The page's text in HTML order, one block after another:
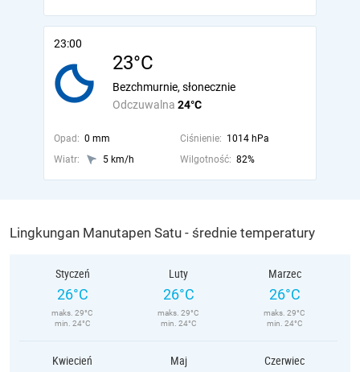
23:00
23°C
Odczuwalna 24°C
Bezchmurnie, słonecznie
Opad: 0 mm Ciśnienie: 1014 hPa
Wiatr:
5 km/h Wilgotność: 82%
Lingkungan Manutapen Satu - średnie temperatury
Styczeń
26°C
maks. 29°C
min. 24°C
Luty
26°C
maks. 29°C
min. 24°C
Marzec
26°C
maks. 29°C
min. 24°C
Kwiecień Maj Czerwiec